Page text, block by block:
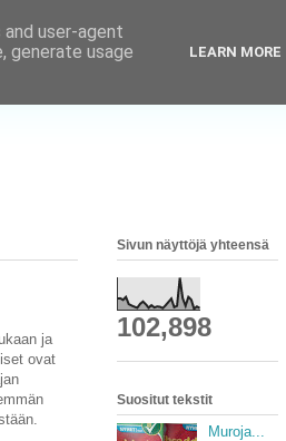
ja
ovat
Sivun näyttöjä yhteensä
102,898
Suositut tekstit
Muroja...
user-agent
generate usage
LEARN MORE